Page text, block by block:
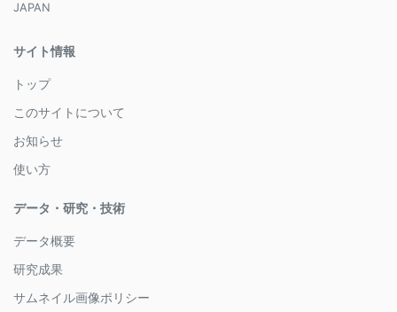
JAPAN
サイト情報
トップ
このサイトについて
お知らせ
使い方
データ・研究・技術
データ概要
研究成果
サムネイル画像ポリシー